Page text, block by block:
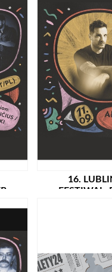
16.
FESTIWAL: